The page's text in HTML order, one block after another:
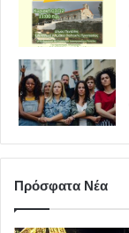
Πρόσφατα Νέα